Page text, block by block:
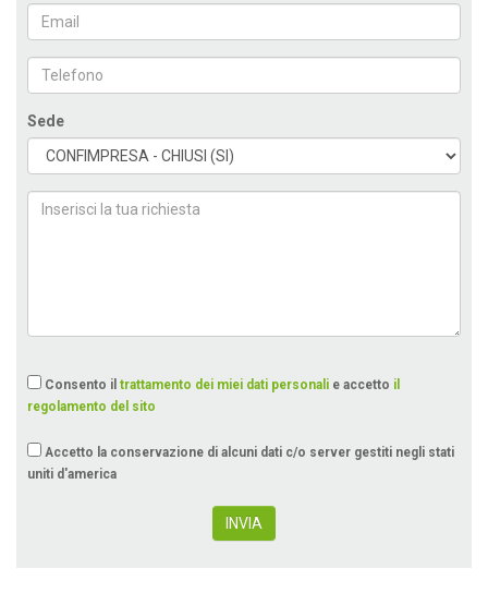
Sede
Consento il trattamento dei miei dati personali e accetto il
regolamento del sito
Accetto la conservazione di alcuni dati c/o server gestiti negli stati
uniti d'america
INVIA